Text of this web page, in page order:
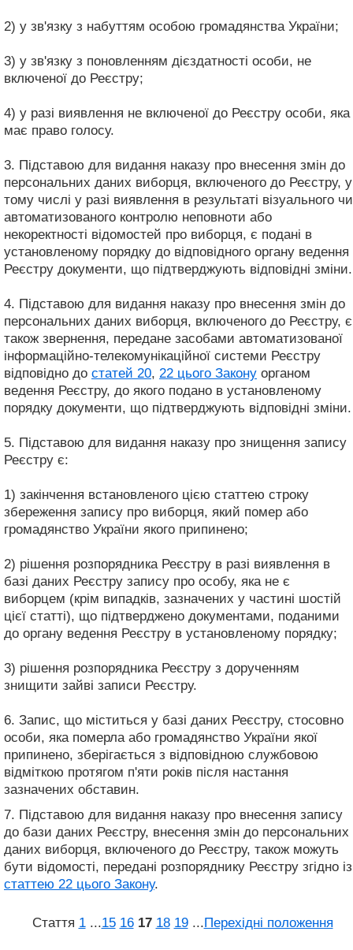
2) у зв'язку з набуттям особою громадянства України;
3) у зв'язку з поновленням дієздатності особи, не
включеної до Реєстру;
4) у разі виявлення не включеної до Реєстру особи, яка
має право голосу.
3. Підставою для видання наказу про внесення змін до
персональних даних виборця, включеного до Реєстру, у
тому числі у разі виявлення в результаті візуального чи
автоматизованого контролю неповноти або
некоректності відомостей про виборця, є подані в
установленому порядку до відповідного органу ведення
Реєстру документи, що підтверджують відповідні зміни.
4. Підставою для видання наказу про внесення змін до
персональних даних виборця, включеного до Реєстру, є
також звернення, передане засобами автоматизованої
інформаційно-телекомунікаційної системи Реєстру
відповідно до статей 20, 22 цього Закону органом
ведення Реєстру, до якого подано в установленому
порядку документи, що підтверджують відповідні зміни.
5. Підставою для видання наказу про знищення запису
Реєстру є:
1) закінчення встановленого цією статтею строку
збереження запису про виборця, який помер або
громадянство України якого припинено;
2) рішення розпорядника Реєстру в разі виявлення в
базі даних Реєстру запису про особу, яка не є
виборцем (крім випадків, зазначених у частині шостій
цієї статті), що підтверджено документами, поданими
до органу ведення Реєстру в установленому порядку;
3) рішення розпорядника Реєстру з дорученням
знищити зайві записи Реєстру.
6. Запис, що міститься у базі даних Реєстру, стосовно
особи, яка померла або громадянство України якої
припинено, зберігається з відповідною службовою
відміткою протягом п'яти років після настання
зазначених обставин.
7. Підставою для видання наказу про внесення запису
до бази даних Реєстру, внесення змін до персональних
даних виборця, включеного до Реєстру, також можуть
бути відомості, передані розпоряднику Реєстру згідно із
статтею 22 цього Закону.
Стаття 1 ...15 16 17 18 19 ...Перехідні положення